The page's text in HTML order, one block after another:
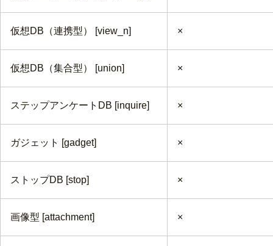
仮想DB（連携型） [view_n] ×
仮想DB（集合型） [union] ×
ステップアンケートDB [inquire] ×
ガジェット [gadget] ×
ストップDB [stop] ×
画像型 [attachment] ×